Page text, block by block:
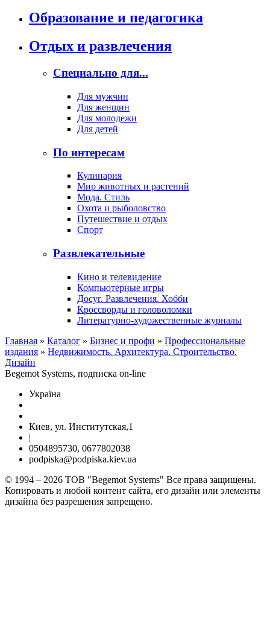
Образование и педагогика
Отдых и развлечения
Специально для...
Для мужчин
Для женщин
Для молодежи
Для детей
По интересам
Кулинария
Мир животных и растений
Мода. Стиль
Охота и рыболовство
Путешествие и отдых
Спорт
Развлекательные
Кино и телевидение
Компьютерные игры
Досуг. Развлечения. Хобби
Кроссворды и головоломки
Литературно-художественные журналы
Главная » Каталог » Бизнес и профи » Профессиональные
издания » Недвижимость. Архитектура. Строительство.
Дизайн
Begemot Systems, подписка on-line
Україна
Киев, ул. Институтская,1
|
0504895730, 0677802038
podpiska@podpiska.kiev.ua
© 1994 – 2026 ТОВ "Begemot Systems" Все права защищены.
Копировать и любой контент сайта, его дизайн или элементы
дизайна без разрешения запрещено.